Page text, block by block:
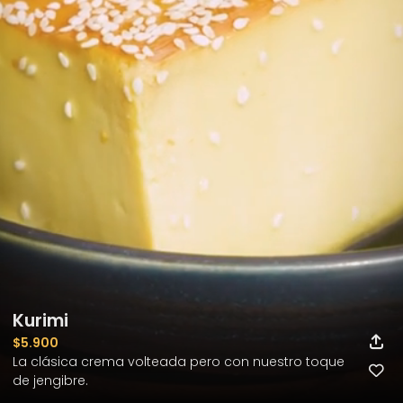
Kurimi
$5.900
La clásica crema volteada pero con nuestro toque
de jengibre.